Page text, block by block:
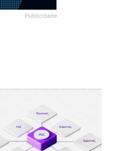
Publicidade